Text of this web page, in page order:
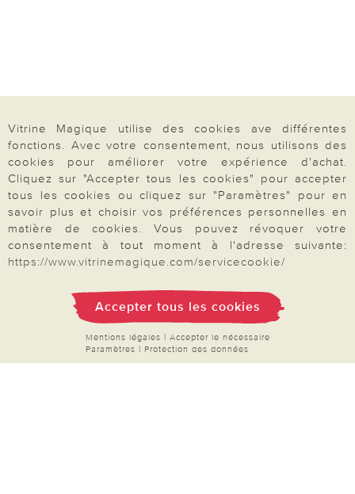
outils pour le micro-ondes et bien d’autres
proposons une sélection d’accessoires pour le
bien-être quotidien: soins pour les mains et les
pieds, articles de bain, objets relaxants et petits
équipements pour se sentir bien au quotidien.
Notre sélection de mode pour femmes séduit par
sa praticité et son style confortable, idéal pour
toutes les saisons. Commandez facilement et en
toute sécurité par carte bancaire, PayPal ou par
chèque. Naviguez dans nos catégories
thématiques, enrichies régulièrement de
nouveautés à découvrir.Produits à découvrir en
Votre commande
Mon compte
Vitrine Magique utilise des cookies ave différentes
fonctions. Avec votre consentement, nous utilisons des
cookies pour améliorer votre expérience d'achat.
Cliquez sur "Accepter tous les cookies" pour accepter
tous les cookies ou cliquez sur "Paramètres" pour en
savoir plus et choisir vos préférences personnelles en
matière de cookies. Vous pouvez révoquer votre
consentement à tout moment à l'adresse suivante:
https://www.vitrinemagique.com/servicecookie/
Accepter tous les cookies
Mentions légales | Accepter le nécessaire
Paramètres | Protection des données